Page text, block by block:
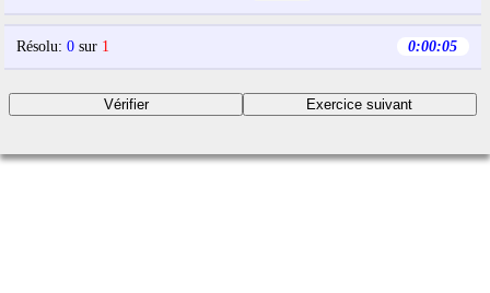
Résolu: 0sur 1 0:00:06